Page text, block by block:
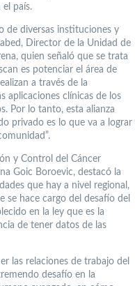
el país.
de diversas instituciones y
Director de la Unidad de
quien señaló que se trata
es potenciar el área de
a través de la
aplicaciones clínicas de los
Por lo tanto, esta alianza
privado es lo que va a lograr
y Control del Cáncer
Goic Boroevic, destacó la
que hay a nivel regional,
hace cargo del desafío del
en la ley que es la
de tener datos de las
las relaciones de trabajo del
desafío en la